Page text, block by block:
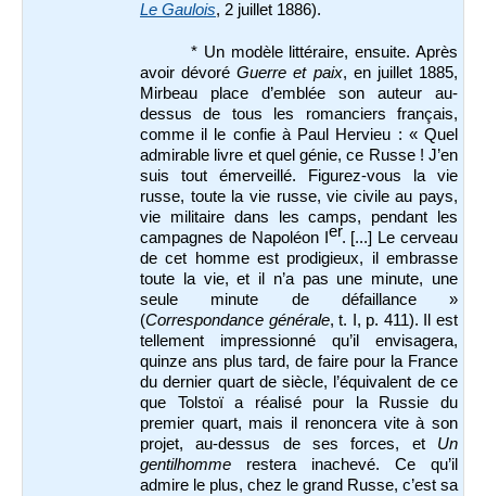
Le Gaulois, 2 juillet 1886).
* Un modèle littéraire, ensuite. Après
avoir dévoréGuerre et paix, en juillet 1885,
Mirbeau place d’emblée son auteur au-
dessus de tous les romanciers français,
comme il le confie à Paul Hervieu : « Quel
admirable livre et quel génie, ce Russe ! J’en
suis tout émerveillé. Figurez-vous la vie
russe, toute la vie russe, vie civile au pays,
vie militaire dans les camps, pendant les
campagnes de Napoléon Ier. [...] Le cerveau
de cet homme est prodigieux, il embrasse
toute la vie, et il n’a pas une minute, une
seule minute de défaillance »
(Correspondance générale, t. I, p. 411). Il est
tellement impressionné qu’il envisagera,
quinze ans plus tard, de faire pour la France
du dernier quart de siècle, l’équivalent de ce
que Tolstoï a réalisé pour la Russie du
premier quart, mais il renoncera vite à son
projet, au-dessus de ses forces, et Un
gentilhomme restera inachevé. Ce qu’il
admire le plus, chez le grand Russe, c’est sa